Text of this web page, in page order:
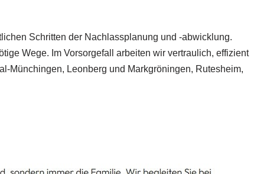
Schritten der Nachlassplanung und -abwicklung.
Wege. Im Vorsorgefall arbeiten wir vertraulich, effizient
Münchingen, Leonberg und Markgröningen, Rutesheim,